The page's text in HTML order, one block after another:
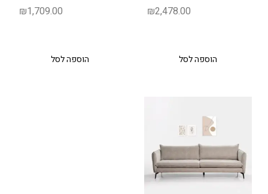
₪2,478.00
הוספה לסל
₪1,709.00
הוספה לסל